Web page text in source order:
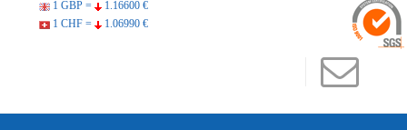
1 GBP =
1.16600 €
1 CHF =
1.06990 €